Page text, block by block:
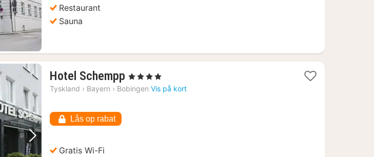
Restaurant
Sauna
Næste billede
Hotel Schempp 1
nat
, 4 Stjerner
Tyskland › Bayern › Bobingen Vis på kort
Lås op rabat
Gratis Wi-Fi